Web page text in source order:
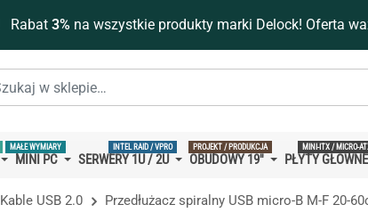
Rabat 3%na wszystkie produkty marki Delock! Oferta
MINI PC
MAŁE WYMIARY
SERWERY 1U / 2U
INTEL RAID / VPRO
OBUDOWY 19''
PROJEKT / PRODUKCJA
PŁYTY GŁÓWNE
MINI-ITX / MICRO-
Kable USB 2.0 Przedłużacz spiralny USB micro-B M-F 20-